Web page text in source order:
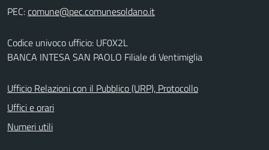
PEC:
Codice univoco ufficio: UF0X2L
BANCA INTESA SAN PAOLO Filiale di Ventimiglia
Ufficio Relazioni con il Pubblico (URP), Protocollo
Uffici e orari
Numeri utili